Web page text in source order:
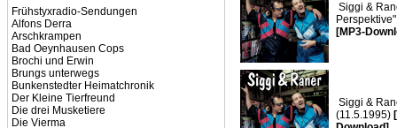
Frühstyxradio-Sendungen
Alfons Derra
Arschkrampen
Bad Oeynhausen Cops
Brochi und Erwin
Brungs unterwegs
Bunkenstedter Heimatchronik
Der Kleine Tierfreund
Die drei Musketiere
Die Vierma
Siggi &
[MP3-
Siggi &
(11.5.1995)